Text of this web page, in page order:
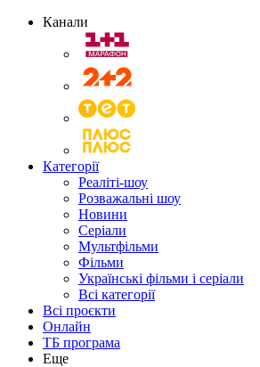
Канали
Категорії
Реаліті-шоу
Розважальні шоу
Новини
Серіали
Мультфільми
Фільми
Українські фільми і серіали
Всі категорії
Всі проєкти
Онлайн
ТБ програма
Еще